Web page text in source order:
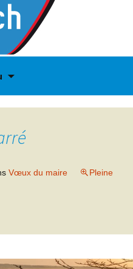
Vœux du maire
Pleine